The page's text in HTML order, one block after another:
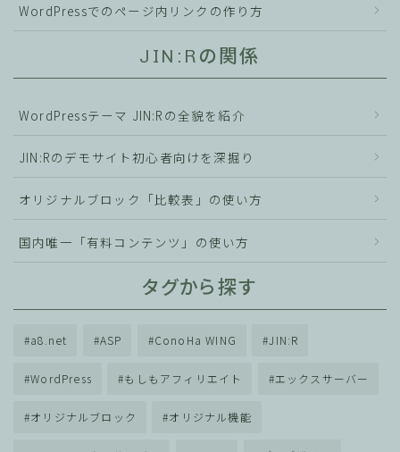
WordPressでのページ内リンクの作り方
JIN:Rの関係
WordPressテーマ JIN:Rの全貌を紹介
JIN:Rのデモサイト初心者向けを深掘り
オリジナルブロック「比較表」の使い方
国内唯一「有料コンテンツ」の使い方
タグから探す
a8.net ASP ConoHa WING JIN:R
WordPress もしもアフィリエイト エックスサーバー
オリジナルブロック オリジナル機能